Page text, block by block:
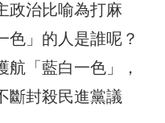
政治比喻為打麻
色」的人是誰呢？
航「藍白一色」，
斷封殺民進黨議